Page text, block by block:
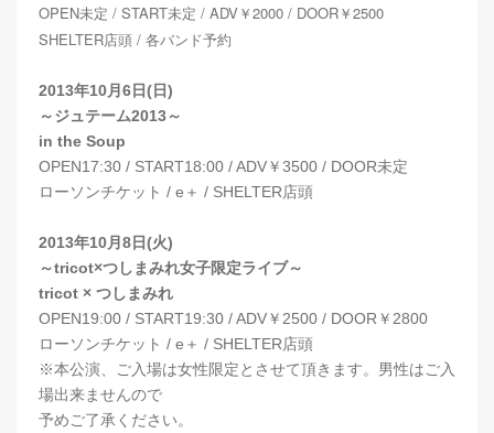
OPEN未定 / START未定 / ADV￥2000 / DOOR￥2500
SHELTER店頭 / 各バンド予約
2013年10月6日(日)
～ジュテーム2013～
in the Soup
OPEN17:30 / START18:00 / ADV￥3500 / DOOR未定
ローソンチケット / e＋ / SHELTER店頭
2013年10月8日(火)
～tricot×つしまみれ女子限定ライブ～
tricot × つしまみれ
OPEN19:00 / START19:30 / ADV￥2500 / DOOR￥2800
ローソンチケット / e＋ / SHELTER店頭
※本公演、ご入場は女性限定とさせて頂きます。 男性はご入
場出来ませんので
予めご了承ください。